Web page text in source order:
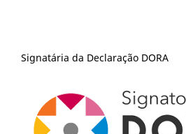
Signatária da Declaração DORA